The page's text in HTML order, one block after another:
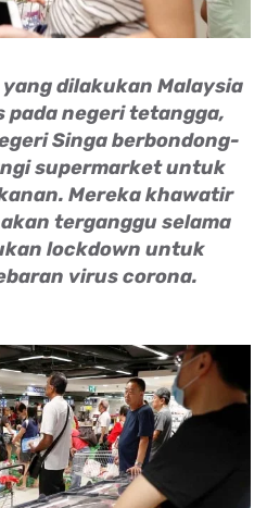
dilakukan Malaysia
negeri tetangga,
Singa berbondong-
supermarket untuk
Mereka khawatir
terganggu selama
lockdown untuk
virus corona.